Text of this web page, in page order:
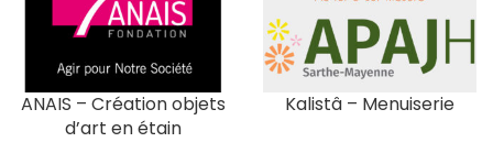
ANAIS – Création objets
d’art en étain
Kalistâ – Menuiserie